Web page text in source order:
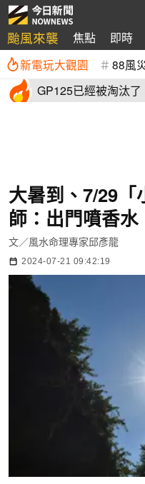
颱風來襲 焦點 即時
新電玩大觀園 88風
GP125已經被淘汰
大暑到、7/29
師：出門噴香
文／風水命理專家邱彥龍
2024-07-21 09:42:19